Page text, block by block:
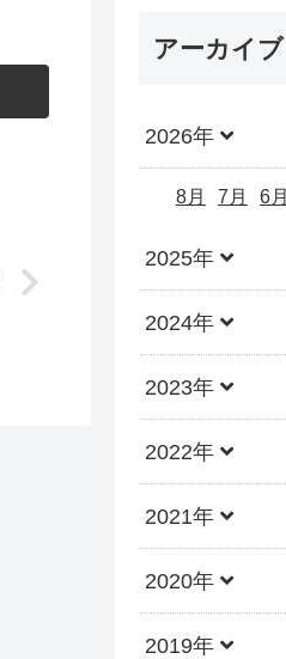
アーカイブ
2026年
8月 7月 6月
2025年
2024年
2023年
2022年
2021年
2020年
2019年